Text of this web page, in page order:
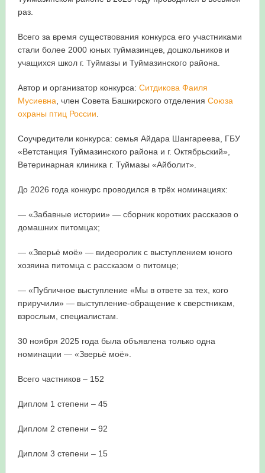
раз.
Всего за время существования конкурса его участниками
стали более 2000 юных туймазинцев, дошкольников и
учащихся школ г. Туймазы и Туймазинского района.
Автор и организатор конкурса: Ситдикова Фаиля
Мусиевна, член Совета Башкирского отделения Союза
охраны птиц России.
Соучредители конкурса: семья Айдара Шангареева, ГБУ
«Ветстанция Туймазинского района и г. Октябрьский»,
Ветеринарная клиника г. Туймазы «Айболит».
До 2026 года конкурс проводился в трёх номинациях:
— «Забавные истории» — сборник коротких рассказов о
домашних питомцах;
— «Зверьё моё» — видеоролик с выступлением юного
хозяина питомца с рассказом о питомце;
— «Публичное выступление «Мы в ответе за тех, кого
приручили» — выступление-обращение к сверстникам,
взрослым, специалистам.
30 ноября 2025 года была объявлена только одна
номинации — «Зверьё моё».
Всего частников – 152
Диплом 1 степени – 45
Диплом 2 степени – 92
Диплом 3 степени – 15